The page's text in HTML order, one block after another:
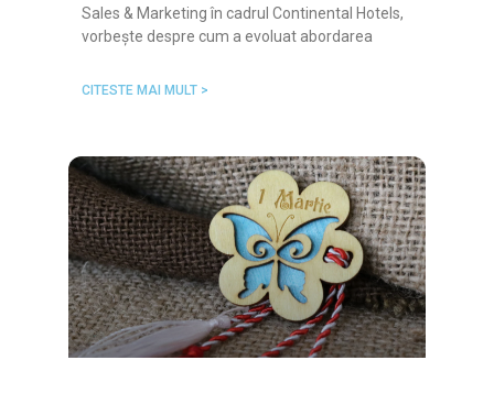
Sales & Marketing în cadrul Continental Hotels,
vorbește despre cum a evoluat abordarea
CITESTE MAI MULT >